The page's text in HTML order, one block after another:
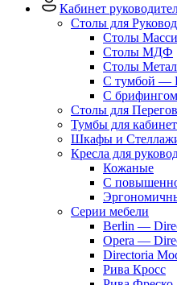
Кабинет
Столы для
Столы
Столы МДФ
Столы
С тумбой —
C
Столы для
Тумбы для
Шкафы и
Кресла для
Кожаные
С
Серии мебели
Berlin —
Opera —
Directoria
Рива Кросс